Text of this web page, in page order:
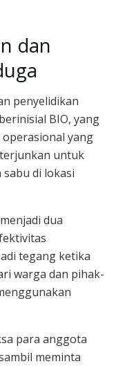
dan
penyelidikan
BIO, yang
yang
untuk
di lokasi
dua
tegang ketika
warga dan pihak-
para anggota
meminta